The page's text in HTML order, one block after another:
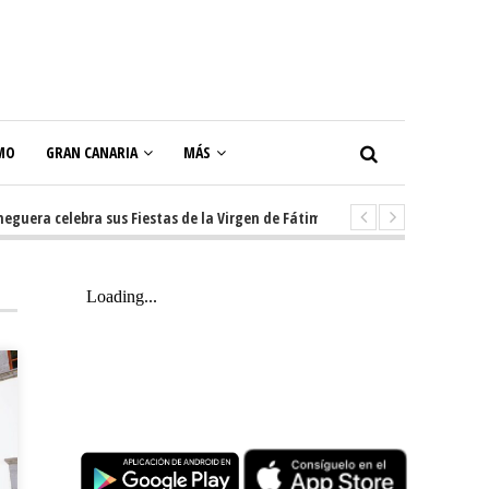
GRAN CANARIA MÁS
celebra sus Fiestas de la Virgen de Fátima con diez días de tradición,